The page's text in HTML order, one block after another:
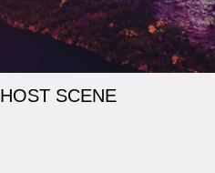
SCENE